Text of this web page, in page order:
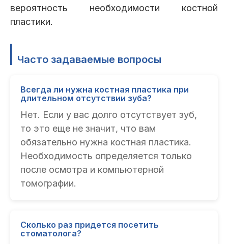
вероятность необходимости костной
пластики.
Часто задаваемые вопросы
Всегда ли нужна костная пластика при
длительном отсутствии зуба?
Нет. Если у вас долго отсутствует зуб,
то это еще не значит, что вам
обязательно нужна костная пластика.
Необходимость определяется только
после осмотра и компьютерной
томографии.
Сколько раз придется посетить
стоматолога?